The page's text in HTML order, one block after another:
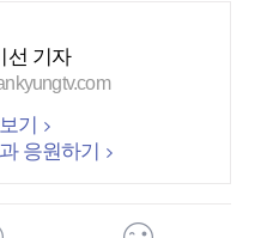
선 기자
기
응원하기